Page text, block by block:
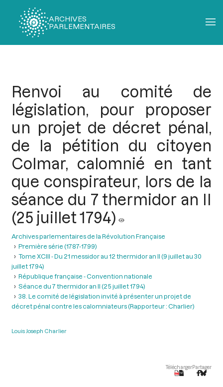
ARCHIVES
PARLEMENTAIRES
Renvoi au comité de
législation, pour proposer
un projet de décret pénal,
de la pétition du citoyen
Colmar, calomnié en tant
que conspirateur, lors de la
séance du 7 thermidor an II
(25 juillet 1794)
Archives parlementaires de la Révolution Française
Première série (1787-1799)
Tome XCIII - Du 21 messidor au 12 thermidor an II (9 juillet au 30
juillet 1794)
République française - Convention nationale
Séance du 7 thermidor an II (25 juillet 1794)
38. Le comité de législation invité à présenter un projet de
décret pénal contre les calomniateurs (Rapporteur : Charlier)
Louis Joseph Charlier
TéléchargerPartager